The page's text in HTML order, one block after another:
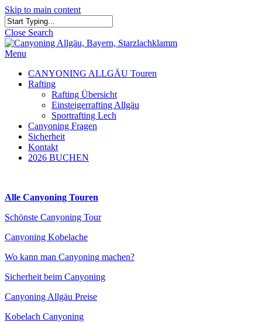
Skip to main content
Close Search
Menu
CANYONING ALLGÄU Touren
Rafting
Rafting Übersicht
Einsteigerrafting Allgäu
Sportrafting Lech
Canyoning Fragen
Sicherheit
Kontakt
2026 BUCHEN
Alle Canyoning Touren
Schönste Canyoning Tour
Canyoning Kobelache
Wo kann man Canyoning machen?
Sicherheit beim Canyoning
Canyoning Allgäu Preise
Kobelach Canyoning